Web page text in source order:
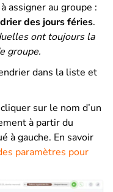
assigner au groupe :
des jours féries.
ont toujours la
groupe.
dans la liste et
sur le nom d’un
à partir du
à gauche. En savoir
paramètres pour